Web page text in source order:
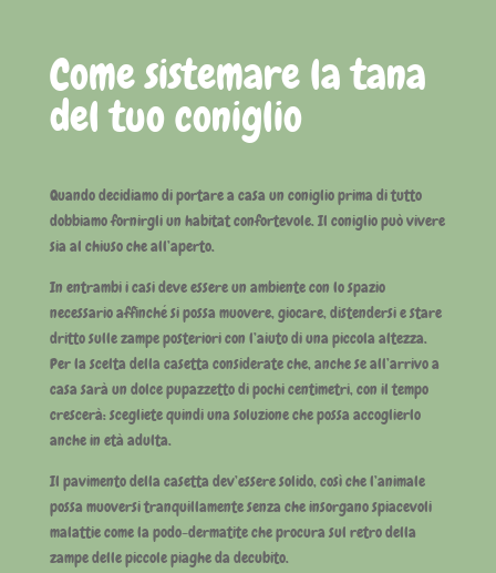
Come sistemare la tana
del tuo coniglio
Quando decidiamo di portare a casa un coniglio prima di tutto
dobbiamo fornirgli un habitat confortevole. Il coniglio può vivere
sia al chiuso che all’aperto.
In entrambi i casi deve essere un ambiente con lo spazio
necessario affinché si possa muovere, giocare, distendersi e stare
dritto sulle zampe posteriori con l’aiuto di una piccola altezza.
Per la scelta della casetta considerate che, anche se all’arrivo a
casa sarà un dolce pupazzetto di pochi centimetri, con il tempo
crescerà: scegliete quindi una soluzione che possa accoglierlo
anche in età adulta.
Il pavimento della casetta dev’essere solido, così che l’animale
possa muoversi tranquillamente senza che insorgano spiacevoli
malattie come la podo-dermatite che procura sul retro della
zampe delle piccole piaghe da decubito.